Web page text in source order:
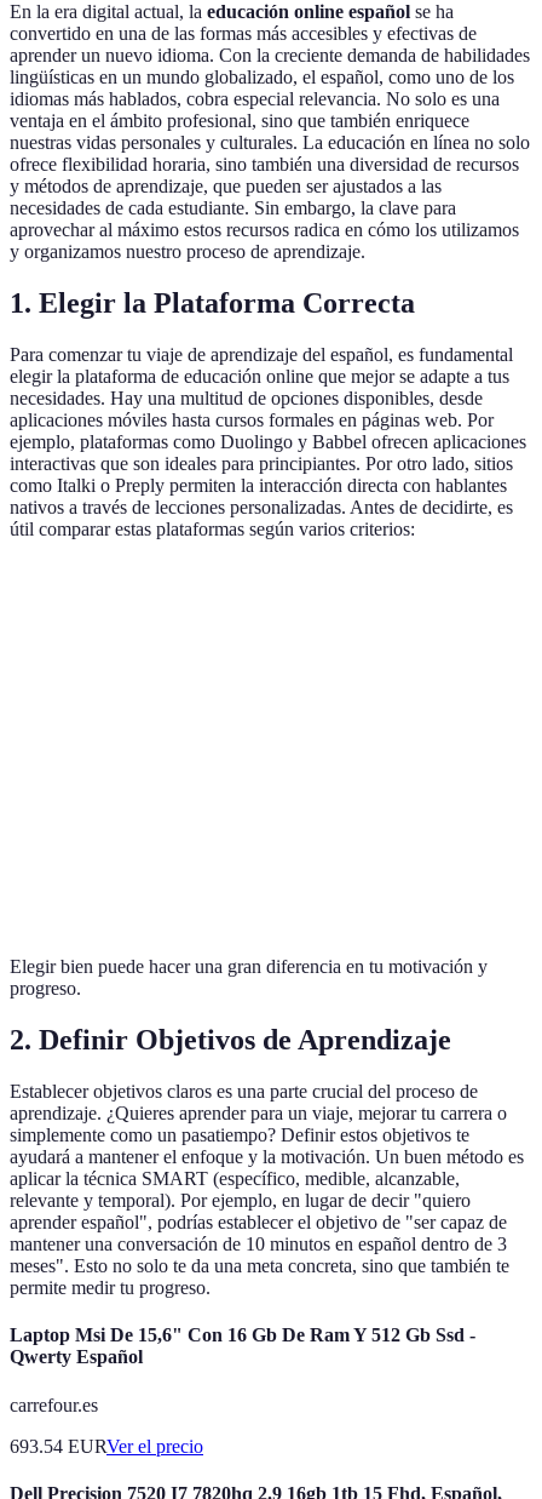
En la era digital actual, la educación online español se ha
convertido en una de las formas más accesibles y efectivas de
aprender un nuevo idioma. Con la creciente demanda de habilidades
lingüísticas en un mundo globalizado, el español, como uno de los
idiomas más hablados, cobra especial relevancia. No solo es una
ventaja en el ámbito profesional, sino que también enriquece
nuestras vidas personales y culturales. La educación en línea no solo
ofrece flexibilidad horaria, sino también una diversidad de recursos
y métodos de aprendizaje, que pueden ser ajustados a las
necesidades de cada estudiante. Sin embargo, la clave para
aprovechar al máximo estos recursos radica en cómo los utilizamos
y organizamos nuestro proceso de aprendizaje.
1. Elegir la Plataforma Correcta
Para comenzar tu viaje de aprendizaje del español, es fundamental
elegir la plataforma de educación online que mejor se adapte a tus
necesidades. Hay una multitud de opciones disponibles, desde
aplicaciones móviles hasta cursos formales en páginas web. Por
ejemplo, plataformas como Duolingo y Babbel ofrecen aplicaciones
interactivas que son ideales para principiantes. Por otro lado, sitios
como Italki o Preply permiten la interacción directa con hablantes
nativos a través de lecciones personalizadas. Antes de decidirte, es
útil comparar estas plataformas según varios criterios:
Elegir bien puede hacer una gran diferencia en tu motivación y
progreso.
2. Definir Objetivos de Aprendizaje
Establecer objetivos claros es una parte crucial del proceso de
aprendizaje. ¿Quieres aprender para un viaje, mejorar tu carrera o
simplemente como un pasatiempo? Definir estos objetivos te
ayudará a mantener el enfoque y la motivación. Un buen método es
aplicar la técnica SMART (específico, medible, alcanzable,
relevante y temporal). Por ejemplo, en lugar de decir "quiero
aprender español", podrías establecer el objetivo de "ser capaz de
mantener una conversación de 10 minutos en español dentro de 3
meses". Esto no solo te da una meta concreta, sino que también te
permite medir tu progreso.
Laptop Msi De 15,6" Con 16 Gb De Ram Y 512 Gb Ssd -
Qwerty Español
carrefour.es
693.54 EURVer el precio
Dell Precision 7520 I7 7820hq 2.9 16gb 1tb 15 Fhd, Español,